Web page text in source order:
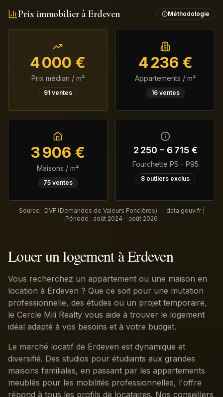
Prix immobilier à Erdeven Méthodologie
4 000 €
Prix médian / m²
91ventes
4 236 €
Appartements / m²
16ventes
3 906 €
Maisons / m²
75ventes
2 250 – 6 715€
Fourchette P5 – P95
8 outliers exclus
Source : DVF (Demandes de Valeurs Foncières) — data.gouv.fr |
Période : août 2024 – août 2026
Louer un logement à Erdeven
Vous recherchez un appartement ou une maison en
location à Erdeven ? Que ce soit pour une mutation
professionnelle, des études ou un projet temporaire,
le Cercle Mili Realty vous aide à trouver le logement
idéal adapté à vos besoins et à votre budget.
Le marché locatif de Erdeven est dynamique et
diversifié. Des studios pour étudiants aux grandes
maisons familiales, en passant par les appartements
meublés pour les mobilités professionnelles, l'offre
répond à tous les profils de locataires. Nos conseillers